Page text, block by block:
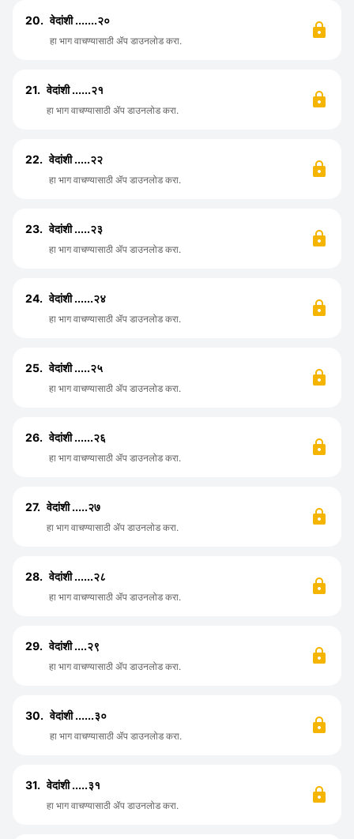
20. वेदांशी .......२०
हा भाग वाचण्यासाठी ॲप डाउनलोड करा.
21. वेदांशी ......२१
हा भाग वाचण्यासाठी ॲप डाउनलोड करा.
22. वेदांशी .....२२
हा भाग वाचण्यासाठी ॲप डाउनलोड करा.
23. वेदांशी .....२३
हा भाग वाचण्यासाठी ॲप डाउनलोड करा.
24. वेदांशी ......२४
हा भाग वाचण्यासाठी ॲप डाउनलोड करा.
25. वेदांशी .....२५
हा भाग वाचण्यासाठी ॲप डाउनलोड करा.
26. वेदांशी ......२६
हा भाग वाचण्यासाठी ॲप डाउनलोड करा.
27. वेदांशी .....२७
हा भाग वाचण्यासाठी ॲप डाउनलोड करा.
28. वेदांशी ......२८
हा भाग वाचण्यासाठी ॲप डाउनलोड करा.
29. वेदांशी ....२९
हा भाग वाचण्यासाठी ॲप डाउनलोड करा.
30. वेदांशी ......३०
हा भाग वाचण्यासाठी ॲप डाउनलोड करा.
31. वेदांशी .....३१
हा भाग वाचण्यासाठी ॲप डाउनलोड करा.